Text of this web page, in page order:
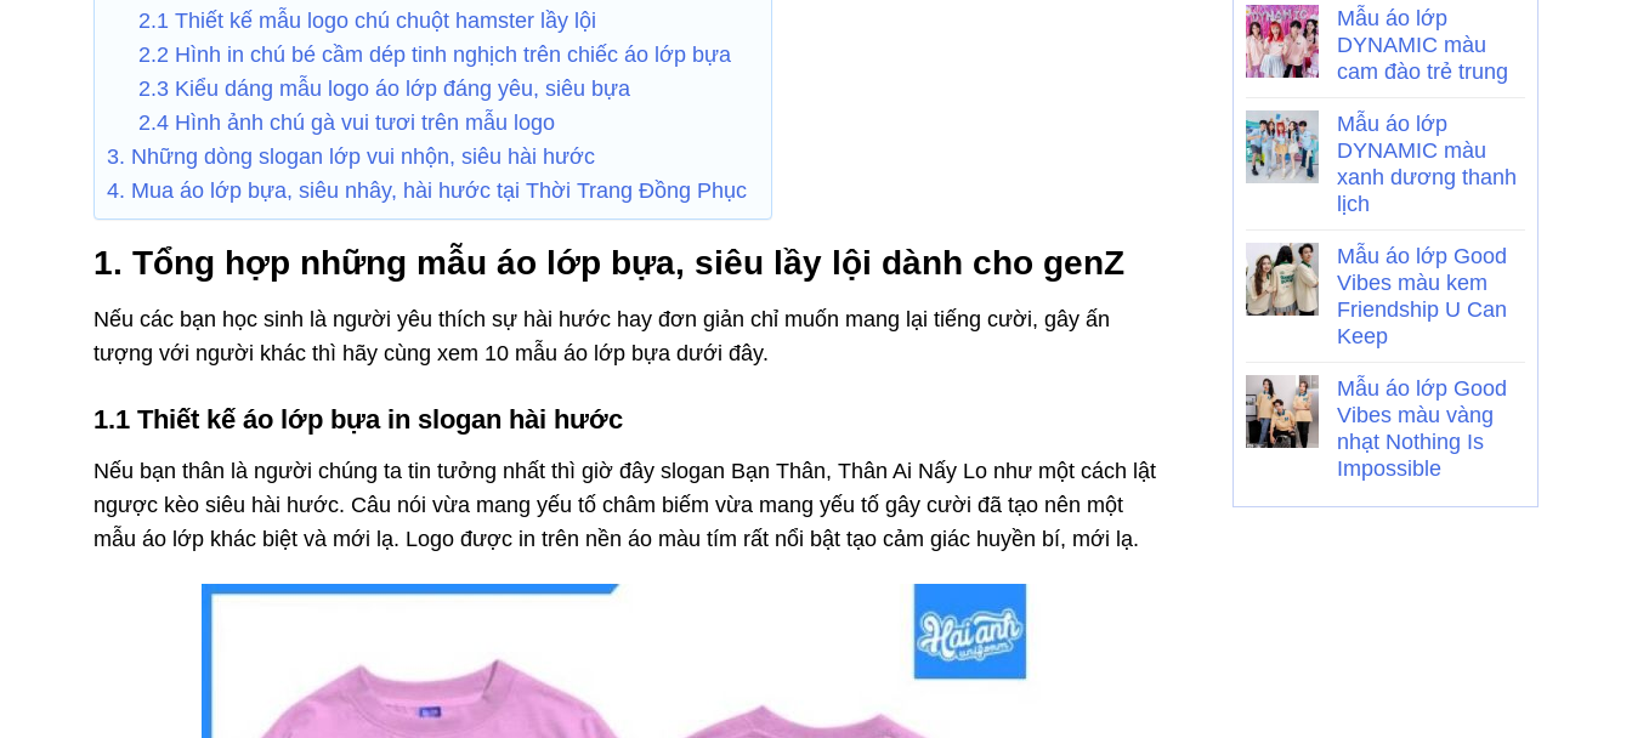
2.1 Thiết kế mẫu logo chú chuột hamster lầy lội
2.2 Hình in chú bé cầm dép tinh nghịch trên chiếc áo lớp bựa
2.3 Kiểu dáng mẫu logo áo lớp đáng yêu, siêu bựa
2.4 Hình ảnh chú gà vui tươi trên mẫu logo
3. Những dòng slogan lớp vui nhộn, siêu hài hước
4. Mua áo lớp bựa, siêu nhây, hài hước tại Thời Trang Đồng Phục
1. Tổng hợp những mẫu áo lớp bựa, siêu lầy lội dành cho genZ
Nếu các bạn học sinh là người yêu thích sự hài hước hay đơn giản chỉ muốn mang lại tiếng cười, gây ấn
tượng với người khác thì hãy cùng xem 10 mẫu áo lớp bựa dưới đây.
1.1 Thiết kế áo lớp bựa in slogan hài hước
Nếu bạn thân là người chúng ta tin tưởng nhất thì giờ đây slogan Bạn Thân, Thân Ai Nấy Lo như một cách lật
ngược kèo siêu hài hước. Câu nói vừa mang yếu tố châm biếm vừa mang yếu tố gây cười đã tạo nên một
mẫu áo lớp khác biệt và mới lạ. Logo được in trên nền áo màu tím rất nổi bật tạo cảm giác huyền bí, mới lạ.
Mẫu áo lớp
DYNAMIC màu
cam đào trẻ trung
Mẫu áo lớp
DYNAMIC màu
xanh dương thanh
lịch
Mẫu áo lớp Good
Vibes màu kem
Friendship U Can
Keep
Mẫu áo lớp Good
Vibes màu vàng
nhạt Nothing Is
Impossible